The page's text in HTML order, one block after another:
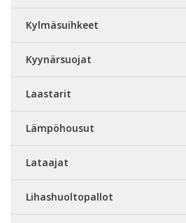
Kylmäsuihkeet
Kyynärsuojat
Laastarit
Lämpöhousut
Lataajat
Lihashuoltopallot